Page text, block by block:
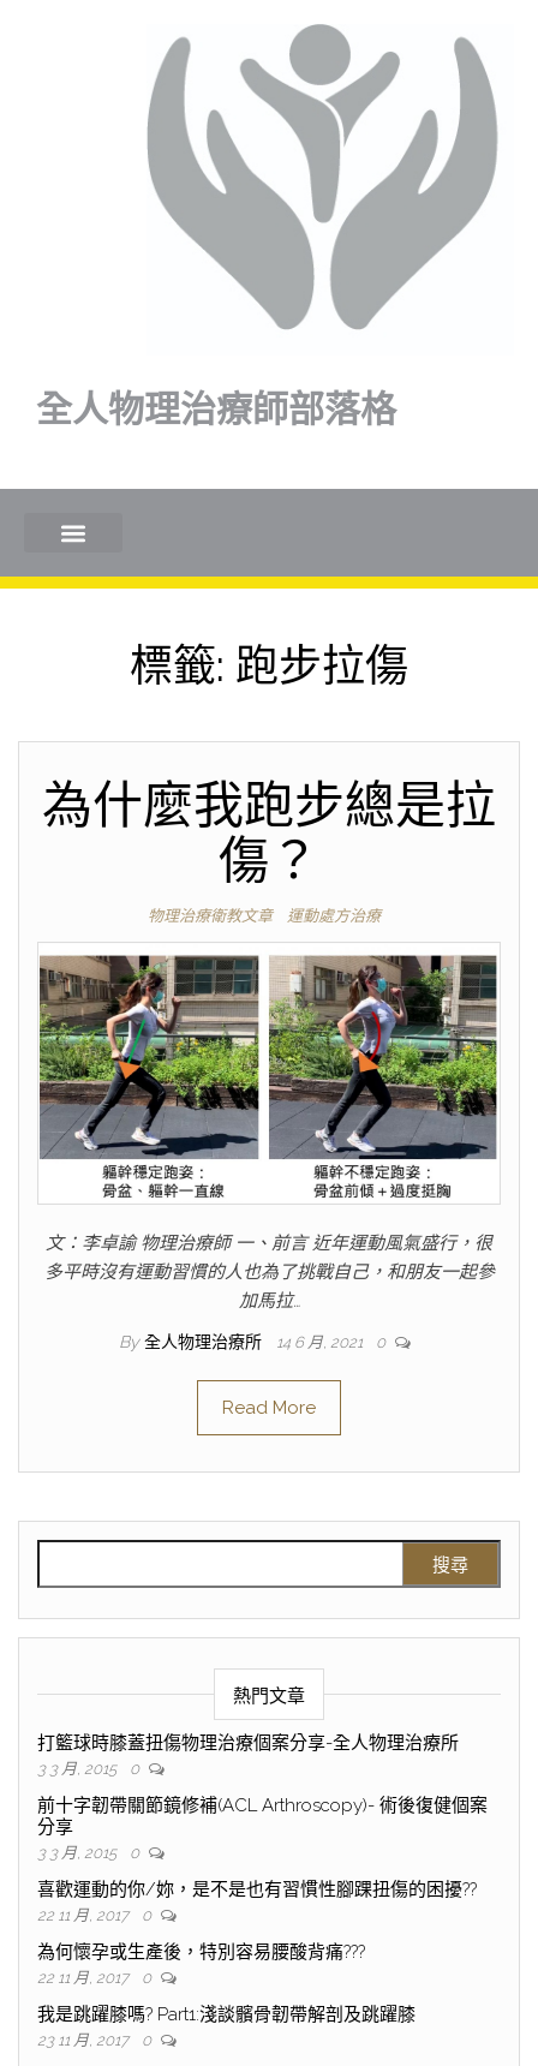
全人物理治療師部落格
標籤: 跑步拉傷
為什麼我跑步總是拉
傷？
物理治療衛教文章 運動處方治療
文：李卓諭 物理治療師 一、前言 近年運動風氣盛行，很
多平時沒有運動習慣的人也為了挑戰自己，和朋友一起參
加馬拉…
By 全人物理治療所 14 6 月, 2021 0
Read More
熱門文章
打籃球時膝蓋扭傷物理治療個案分享-全人物理治療所
3 3 月, 2015 0
前十字韌帶關節鏡修補(ACL Arthroscopy)- 術後復健個案
分享
3 3 月, 2015 0
喜歡運動的你/妳，是不是也有習慣性腳踝扭傷的困擾??
22 11 月, 2017 0
為何懷孕或生產後，特別容易腰酸背痛???
22 11 月, 2017 0
我是跳躍膝嗎? Part1:淺談髕骨韌帶解剖及跳躍膝
23 11 月, 2017 0